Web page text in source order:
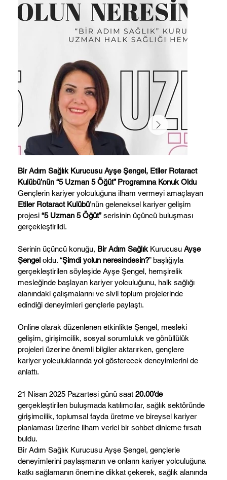
Bir Adım Sağlık Kurucusu Ayşe Şengel, Etiler Rotaract
Kulübü’nün “5 Uzman 5 Öğüt” Programına Konuk Oldu
Gençlerin kariyer yolculuğuna ilham vermeyi amaçlayan
Etiler Rotaract Kulübü’nün geleneksel kariyer gelişim
projesi“5 Uzman 5 Öğüt” serisinin üçüncü buluşması
gerçekleştirildi.
Serinin üçüncü konuğu, Bir Adım Sağlık KurucusuAyşe
Şengel oldu. “Şimdi yolun neresindesin?” başlığıyla
gerçekleştirilen söyleşide Ayşe Şengel, hemşirelik
mesleğinde başlayan kariyer yolculuğunu, halk sağlığı
alanındaki çalışmalarını ve sivil toplum projelerinde
edindiği deneyimleri gençlerle paylaştı.
Online olarak düzenlenen etkinlikte Şengel, mesleki
gelişim, girişimcilik, sosyal sorumluluk ve gönüllülük
projeleri üzerine önemli bilgiler aktarırken, gençlere
kariyer yolculuklarında yol gösterecek deneyimlerini de
anlattı.
21 Nisan 2025 Pazartesi günü saat20.00’de
gerçekleştirilen buluşmada katılımcılar, sağlık sektöründe
girişimcilik, toplumsal fayda üretme ve bireysel kariyer
planlaması üzerine ilham verici bir sohbet dinleme fırsatı
buldu.
Bir Adım Sağlık Kurucusu Ayşe Şengel, gençlerle
deneyimlerini paylaşmanın ve onların kariyer yolculuğuna
katkı sağlamanın önemine dikkat çekerek, sağlık alanında